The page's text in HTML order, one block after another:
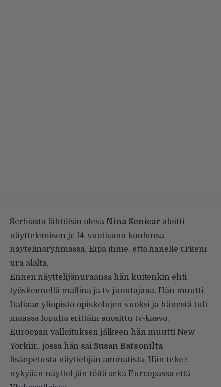
Serbiasta lähtöisin oleva Nina Senicar aloitti
näyttelemisen jo 14-vuotiaana koulunsa
näytelmäryhmässä. Eipä ihme, että hänelle urkeni
ura alalta.
Ennen näyttelijänuraansa hän kuitenkin ehti
työskennellä mallina ja tv-juontajana. Hän muutti
Italiaan yliopisto-opiskelujen vuoksi ja hänestä tuli
maassa lopulta erittäin suosittu tv-kasvo.
Euroopan valloituksen jälkeen hän muutti New
Yorkiin, jossa hän sai Susan Batsonilta
lisäopetusta näyttelijän ammatista. Hän tekee
nykyään näyttelijän töitä sekä Euroopassa että